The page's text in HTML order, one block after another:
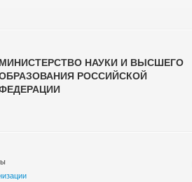
МИНИСТЕРСТВО НАУКИ И ВЫСШЕГО
РОССИЙСКОЙ